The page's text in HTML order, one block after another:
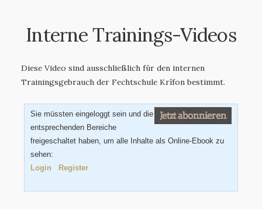
Interne Trainings-Videos
Diese Video sind ausschließlich für den internen
Trainingsgebrauch der Fechtschule Krîfon bestimmt.
Sie müssten eingeloggt sein und die
entsprechenden Bereiche
freigeschaltet haben, um alle Inhalte als Online-Ebook zu
sehen:
Login
Register